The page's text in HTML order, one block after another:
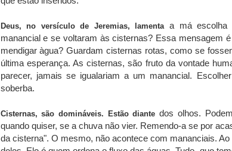
Deus, no versículo de Jeremias, lamenta a má escolha
manancial e se voltaram às cisternas? Essa mensagem
mendigar àgua? Guardam cisternas rotas, como se
última esperança. As cisternas, são fruto da vontade
parecer, jamais se igualariam a um manancial.
soberba.
Cisternas, são domináveis. Estão diante dos olhos.
quando quiser, se a chuva não vier. Remendo-a se por
da cisterna". O mesmo, não acontece com mananciais.